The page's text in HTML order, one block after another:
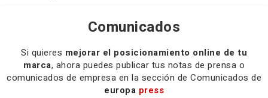
Comunicados
Si quieres mejorar el posicionamiento online de tu
marca, ahora puedes publicar tus notas de prensa o
comunicados de empresa en la sección de Comunicados de
europa press